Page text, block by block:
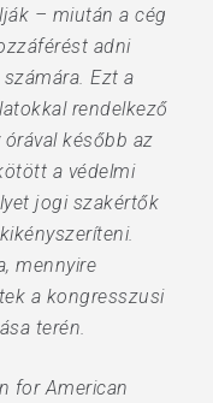
– miután a cég
adni
Ezt a
rendelkező
később az
a védelmi
jogi szakértők
mennyire
a kongresszusi
terén.
for American